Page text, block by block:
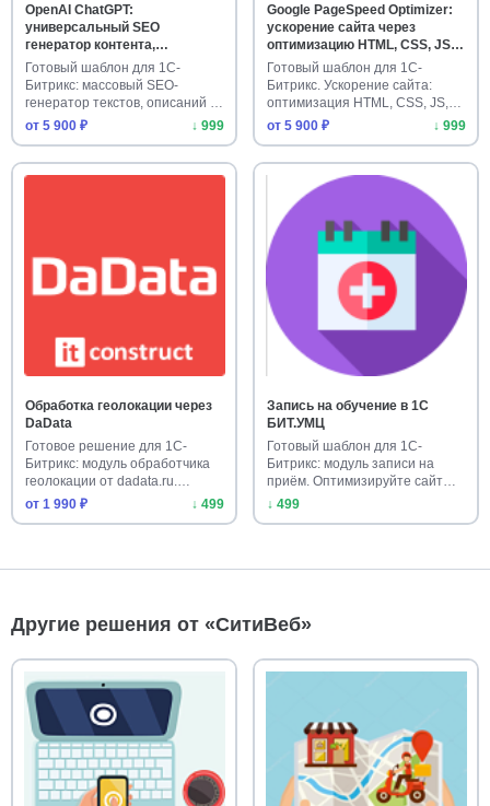
OpenAI ChatGPT:
универсальный SEO
генератор контента,
метатегов и описаний в 2
режимах с PROXY и GPT-4o
Готовый шаблон для 1С-
Битрикс: массовый SEO-
генератор текстов, описаний и
META-т…
от 5 900 ₽ ↓ 999
Google PageSpeed Optimizer:
ускорение сайта через
оптимизацию HTML, CSS, JS,
WebP и LazyLoad
Готовый шаблон для 1С-
Битрикс. Ускорение сайта:
оптимизация HTML, CSS, JS,
WebP …
от 5 900 ₽ ↓ 999
Обработка геолокации через
DaData
Готовое решение для 1С-
Битрикс: модуль обработчика
геолокации от dadata.ru.
Опре…
от 1 990 ₽ ↓ 499
Запись на обучение в 1С
БИТ.УМЦ
Готовый шаблон для 1С-
Битрикс: модуль записи на
приём. Оптимизируйте сайт
клиник…
↓ 499
Другие решения от «СитиВеб»